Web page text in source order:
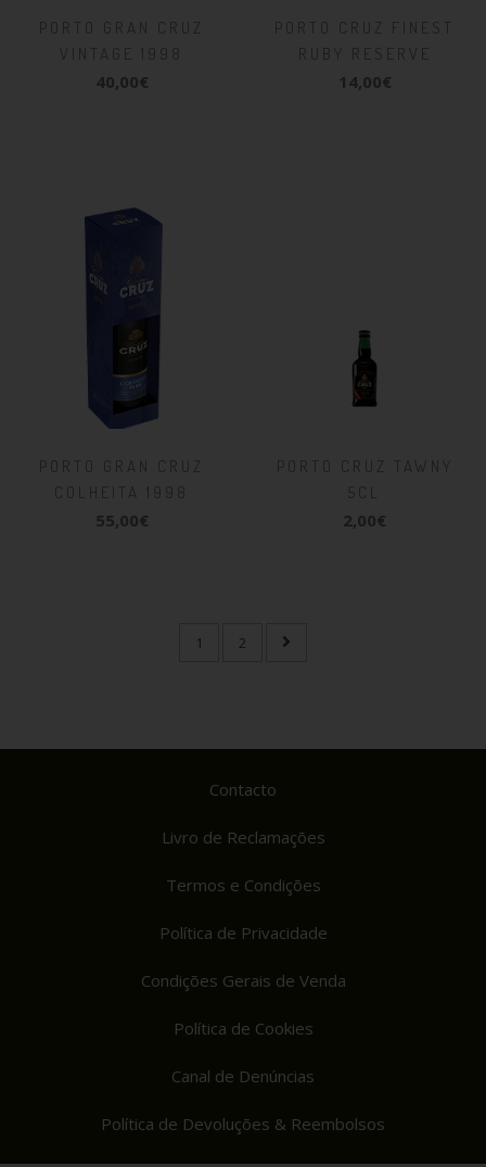
PORTO GRAN CRUZ
VINTAGE 1998
40,00€
PORTO CRUZ FINEST
RUBY RESERVE
14,00€
PORTO GRAN CRUZ
COLHEITA 1998
55,00€
PORTO CRUZ TAWNY
2,00€
1 2
Contacto
Livro de Reclamações
Termos e Condições
Política de Privacidade
Condições Gerais de Venda
Política de Cookies
Canal de Denúncias
Política de Devoluções & Reembolsos